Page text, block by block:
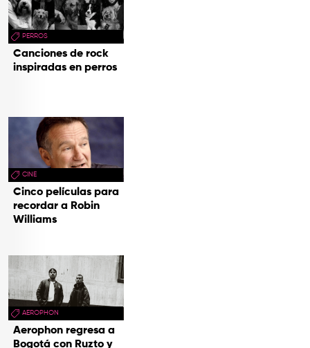
PERROS
Canciones de rock
inspiradas en perros
CINE
Cinco películas para
recordar a Robin
Williams
AEROPHON
Aerophon regresa a
Bogotá con Ruzto y